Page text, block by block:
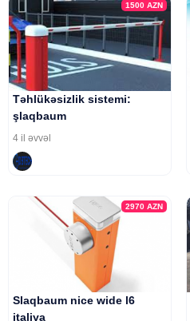
1500AZN
Təhlükəsizlik sistemi:
şlaqbaum
4 il əvvəl
2970AZN
Slaqbaum nice wide l6
italiya